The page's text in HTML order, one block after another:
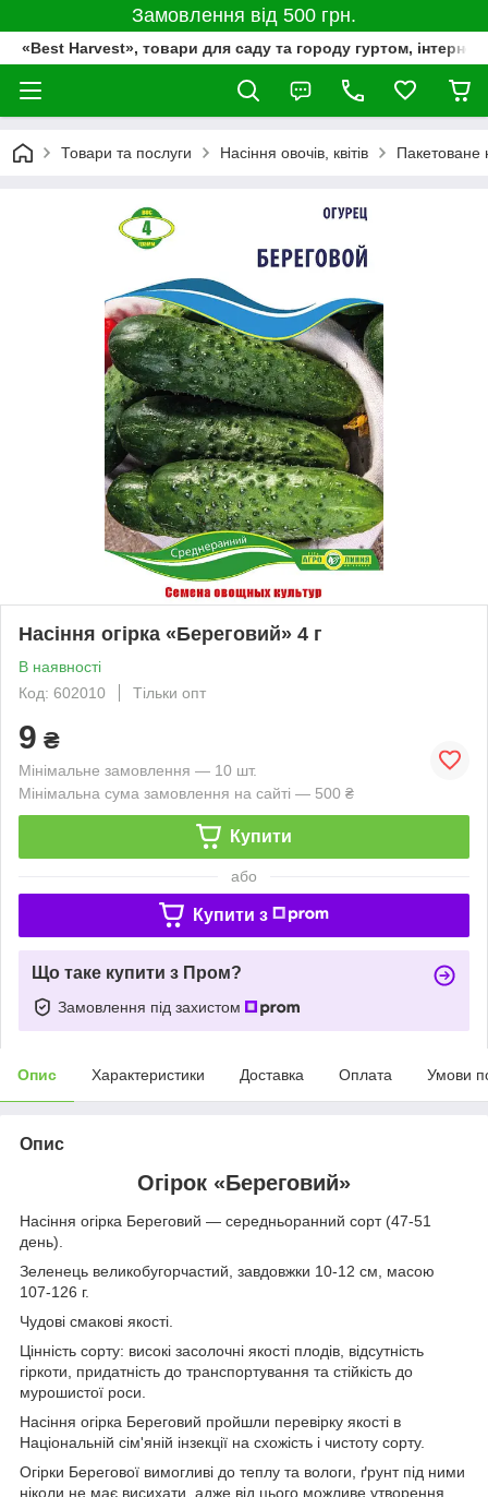
Замовлення від 500 грн.
«Best Harvest», товари для саду та городу гуртом,
Товари та послуги Насіння овочів, квітів Пакетоване
Насіння огірка «Береговий» 4 г
В наявності
Код: 602010
Тільки опт
9 ₴
Мінімальне замовлення — 10 шт.
Мінімальна сума замовлення на сайті — 500 ₴
Купити
або
Купити з
Що таке купити з Пром?
Замовлення під захистом
Опис Характеристики Доставка Оплата Умови
Опис
Огірок «Береговий»
Насіння огірка Береговий — середньоранний сорт (47-51
день).
Зеленець великобугорчастий, завдовжки 10-12 см, масою
107-126 г.
Чудові смакові якості.
Цінність сорту: високі засолочні якості плодів, відсутність
гіркоти, придатність до транспортування та стійкість до
мурошистої роси.
Насіння огірка Береговий пройшли перевірку якості в
Національній сім'яній інзекції на схожість і чистоту сорту.
Огірки Берегової вимогливі до теплу та вологи, ґрунт під ними
ніколи не має висихати, адже від цього можливе утворення